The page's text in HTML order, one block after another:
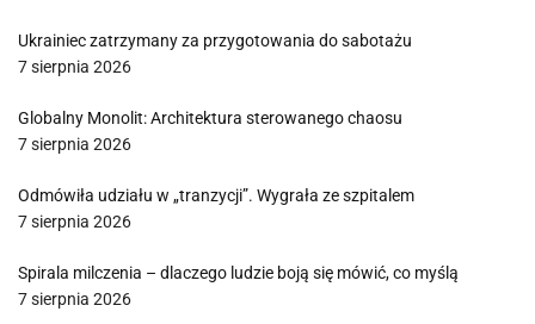
Ukrainiec zatrzymany za przygotowania do sabotażu
7 sierpnia 2026
Globalny Monolit: Architektura sterowanego chaosu
7 sierpnia 2026
Odmówiła udziału w „tranzycji”. Wygrała ze szpitalem
7 sierpnia 2026
Spirala milczenia – dlaczego ludzie boją się mówić, co myślą
7 sierpnia 2026